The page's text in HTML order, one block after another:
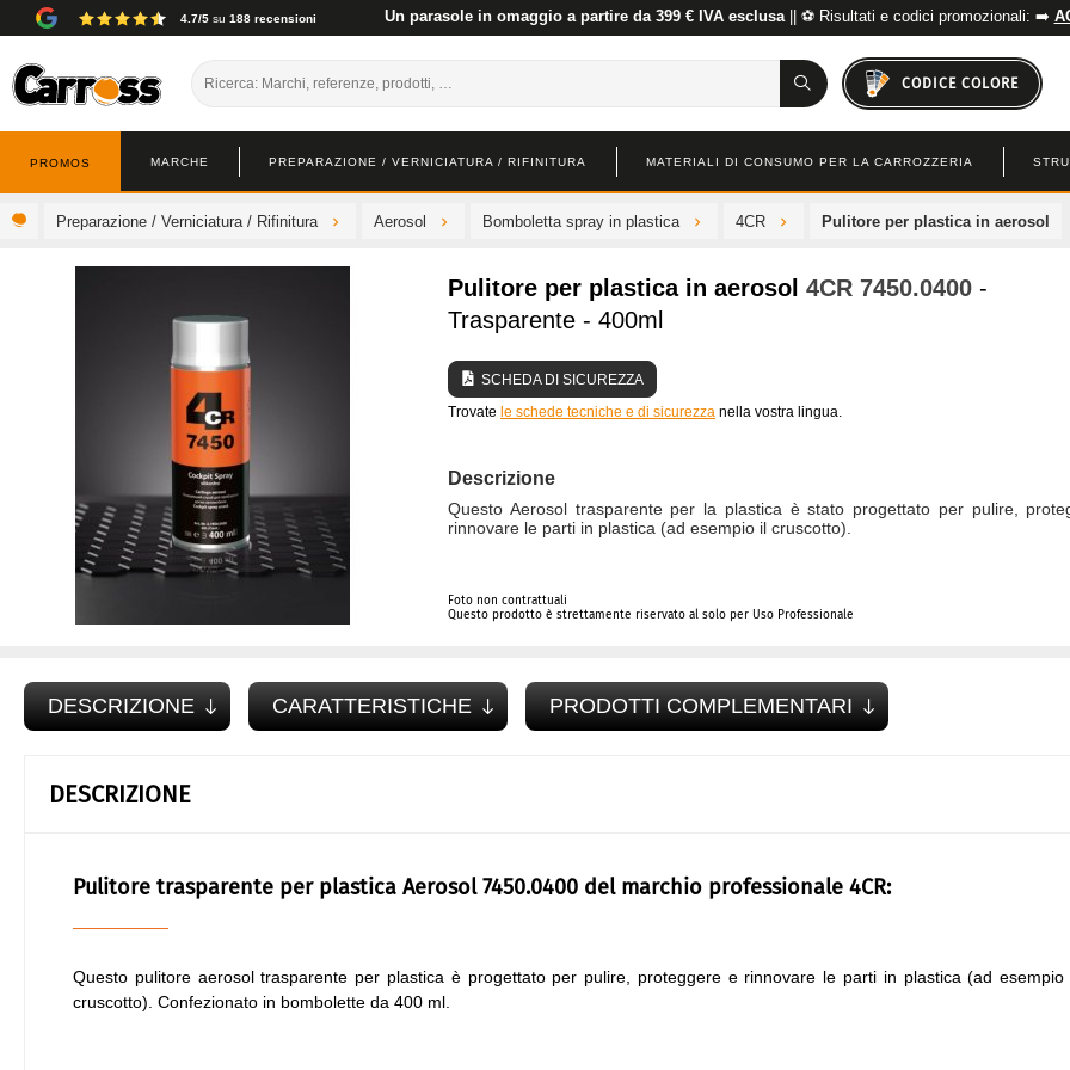
4.7/5 su 188 recensioni Un parasole in omaggio a partire da 399 € IVA esclusa|| ⚽ Risultati e codici promozionali: ➡️
CODICE COLORE
PREPARAZIONE / VERNICIATURA / RIFINITURA MATERIALI DI CONSUMO PER LA CARROZZERIA
MARCHE
PROMOS
Preparazione / Verniciatura / Rifinitura Aerosol Bomboletta spray in plastica 4CR Pulitore per plastica in aerosol
Pulitore per plastica in aerosol 4CR 7450.0400 -
Trasparente - 400ml
SCHEDA DI SICUREZZA
Trovate le schede tecniche e di sicurezza nella vostra lingua.
Descrizione
Questo Aerosol trasparente per la plastica è stato progettato per pulire,
rinnovare le parti in plastica (ad esempio il cruscotto).
Foto non contrattuali
Questo prodotto è strettamente riservato al solo per Uso Professionale
DESCRIZIONE CARATTERISTICHE PRODOTTI COMPLEMENTARI
DESCRIZIONE
Pulitore trasparente per plastica Aerosol 7450.0400 del marchio professionale 4CR:
Questo pulitore aerosol trasparente per plastica è progettato per pulire, proteggere e rinnovare le parti in plastica (ad esempio
cruscotto). Confezionato in bombolette da 400 ml.